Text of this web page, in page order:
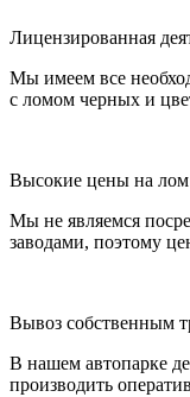
Лицензированная
Мы имеем все
с ломом черных и
Высокие цены на лом
Мы не являемся
заводами, поэтому
Вывоз собственным
В нашем автопарке
производить